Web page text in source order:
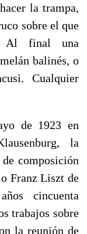
la trampa,
sobre el que
Al final una
balinés, o
Cualquier
de 1923 en
la
composición
Franz Liszt de
cincuenta
trabajos sobre
la reunión de